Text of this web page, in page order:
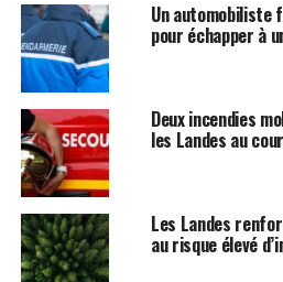
Un automobiliste
pour échapper à
Deux incendies
les Landes au
Les Landes
au risque élevé